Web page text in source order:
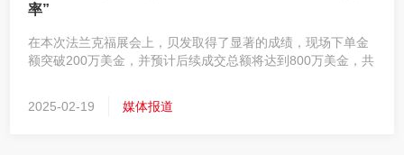
率”
在本次法兰克福展会上，贝发取得了显著的成绩，现场下单金
额突破200万美金，并预计后续成交总额将达到800万美金，共
2025-02-19
媒体报道